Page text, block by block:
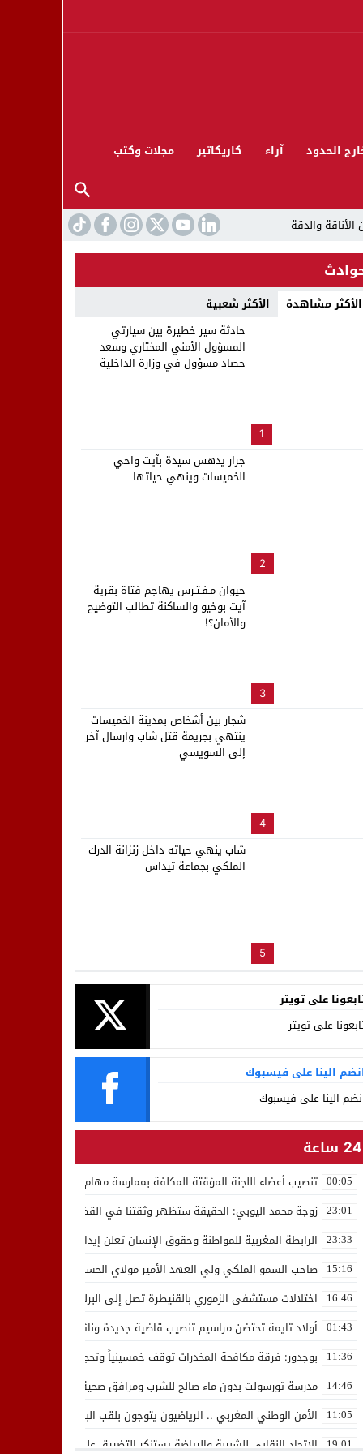
الحدود آراء كاريكاتير مجلات وكتب
بنزاهة النهائي
الأكثر مشاهدة الأكثر شعبية
1
حادثة سير خطيرة بين سيارتي
المسؤول الأمني المختاري وسعد
حصاد مسؤول في وزارة الداخلية
2
جرار يدهس سيدة بآيت واحي
الخميسات وينهي حياتها
3
حيوان مـفـتـرس يهاجم فتاة بقرية
آيت بوخيو والساكنة تطالب التوضيح
والأمان؟!
4
شجار بين أشخاص بمدينة الخميسات
ينتهي بجريمة قتل شاب وارسال آخر
إلى السويسي
5
شاب ينهي حياته داخل زنزانة الدرك
الملكي بجماعة تيداس
على تويتر
على تويتر
الينا على فيسبوك
الينا على فيسبوك
24 ساعة
00:05 تنصيب أعضاء اللجنة المؤقتة المكلفة بممارسة مهام المجلس الوطني
23:01 زوجة محمد اليوبي: الحقيقة ستظهر وثقتنا في القضاء ثابتة
23:33 الرابطة المغربية للمواطنة وحقوق الإنسان تعلن إيداع رئيسها
15:16 صاحب السمو الملكي ولي العهد الأمير مولاي الحسن يدشن “برج
16:46 اختلالات مستشفى الزموري بالقنيطرة تصل إلى البرلمان واستقالة
01:43 أولاد تايمة تحتضن مراسيم تنصيب قاضية جديدة ونائب لوكيل الملك
11:36 بوجدور: فرقة مكافحة المخدرات توقف خمسينياً وتحجز 10 كيلوغرامات من الشيرا
14:46 مدرسة تورسولت بدون ماء صالح للشرب ومرافق صحية في وضعية
11:05 الأمن الوطني المغربي .. الرياضيون يتوجون بلقب البطولة العربية
19:01 الاتحاد النقابي للشبيبة والرياضة يستنكر التضييق على الموظفين